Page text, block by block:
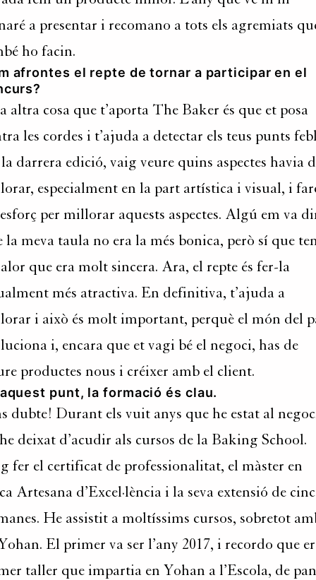
a presentar i recomano a tots els agremiats
ho facin.
afrontes el repte de tornar a participar en el
altra cosa que t’aporta The Baker és que et posa
les cordes i t’ajuda a detectar els teus punts
darrera edició, vaig veure quins aspectes havia
especialment en la part artística i visual, i
per millorar aquests aspectes. Algú em va
la meva taula no era la més bonica, però sí que
que era molt sincera. Ara, el repte és fer-la
més atractiva. En definitiva, t’ajuda a
i això és molt important, perquè el món del
i, encara que et vagi bé el negoci, has de
productes nous i créixer amb el client.
punt, la formació és clau.
dubte! Durant els vuit anys que he estat al
deixat d’acudir als cursos de la Baking School.
fer el certificat de professionalitat, el màster en
Artesana d’Excel·lència i la seva extensió de cinc
He assistit a moltíssims cursos, sobretot
El primer va ser l’any 2017, i recordo que
taller que impartia en Yohan a l’Escola, de